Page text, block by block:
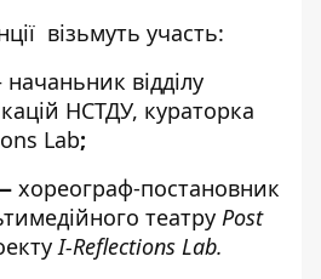
візьмуть участь:
відділу
НСТДУ, кураторка
Lab;
хореограф-постановник
театру Рost
I-Reflections Lab.